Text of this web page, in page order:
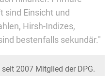
sind Einsicht und
Hirsh-Indizes,
bestenfalls sekundär."
2007 Mitglied der DPG.